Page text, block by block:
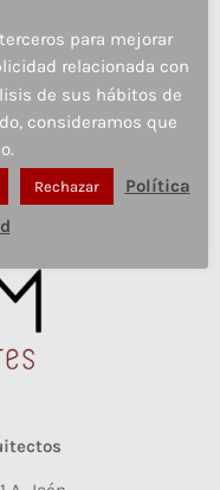
para mejorar
relacionada con
de sus hábitos de
consideramos que
Rechazar
Política